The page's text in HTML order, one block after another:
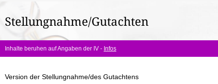
hier:
Stellungnahme/Gutachten
Inhalte beruhen auf Angaben der IV - Infos
Version der Stellungnahme/des Gutachtens